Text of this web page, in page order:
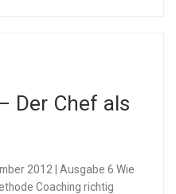
Der Chef als
2012 | Ausgabe 6 Wie
Coaching richtig